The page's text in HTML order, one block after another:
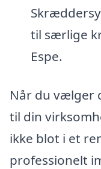
til særlige
Espe.
Når du vælger
til din
ikke blot i et
professionelt